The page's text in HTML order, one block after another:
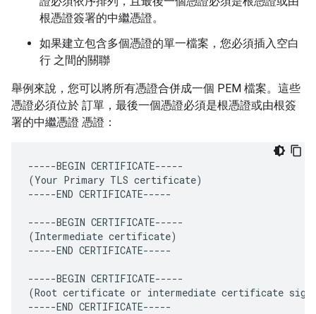
根憑證簽署的中繼憑證。
如果建立包含多個憑證的單一檔案，您必須插入空白
行 之間的關聯
舉例來說，您可以將所有憑證合併成一個 PEM 檔案。這些
憑證必須位於 訂單，最後一個憑證必須是根憑證或由根簽
署的中繼憑證 憑證：
-----BEGIN CERTIFICATE-----
(Your Primary TLS certificate)
-----END CERTIFICATE-----
-----BEGIN CERTIFICATE-----
(Intermediate certificate)
-----END CERTIFICATE-----
-----BEGIN CERTIFICATE-----
(Root certificate or intermediate certificate
-----END CERTIFICATE-----